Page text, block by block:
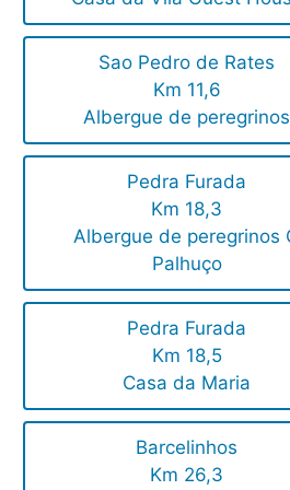
Sao Pedro de Rates
Km 11,6
Albergue de peregrinos
Pedra Furada
Km 18,3
Albergue de peregrinos
Palhuço
Pedra Furada
Km 18,5
Casa da Maria
Barcelinhos
Km 26,3